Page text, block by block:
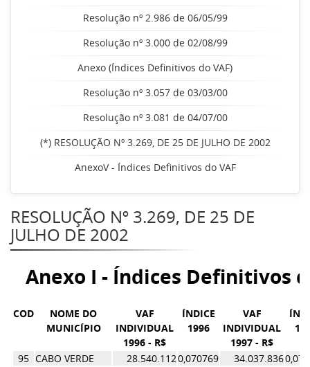
Resolução nº 2.986 de 06/05/99
Resolução nº 3.000 de 02/08/99
Anexo (Índices Definitivos do VAF)
Resolução nº 3.057 de 03/03/00
Resolução nº 3.081 de 04/07/00
(*) RESOLUÇÃO Nº 3.269, DE 25 DE JULHO DE 2002
AnexoV - Índices Definitivos do VAF
RESOLUÇÃO Nº 3.269, DE 25 DE
JULHO DE 2002
Anexo I - Índices Definitivos
COD
NOME DO
MUNICÍPIO
VAF
INDIVIDUAL
1996 - R$
ÍNDICE
1996
VAF
INDIVIDUAL
1997 - R$
95 CABO VERDE 28.540.1120,070769 34.037.836